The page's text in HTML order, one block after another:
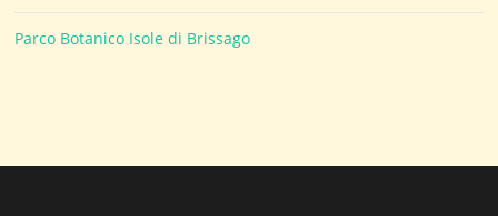
Parco Botanico Isole di Brissago